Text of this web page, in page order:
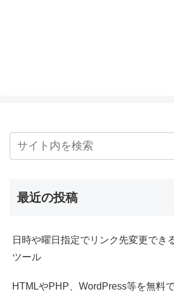
最近の投稿
日時や曜日指定でリンク先変更でき
ツール
HTMLやPHP、WordPress等を無料